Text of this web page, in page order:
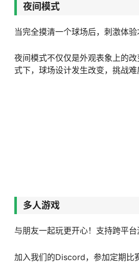
夜间模式
当完全摸清一个球场后，刺激体验
夜间模式不仅仅是外观表象上的
式下，球场设计发生改变，挑战
多人游戏
与朋友一起玩更开心！支持跨平
加入我们的Discord，参加定期比